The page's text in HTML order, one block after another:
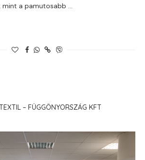
mint a pamutosabb …
– FÜGGÖNYORSZÁG KFT